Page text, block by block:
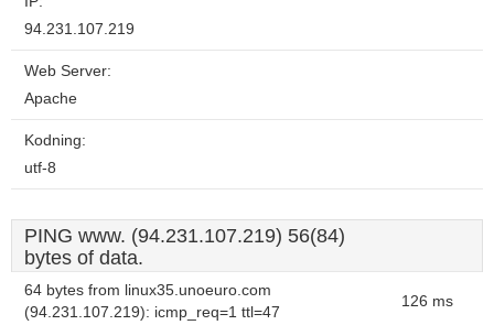
94.231.107.219
Web Server:
Apache
Kodning:
utf-8
PING www. (94.231.107.219) 56(84)
bytes of data.
64 bytes from linux35.unoeuro.com
(94.231.107.219): icmp_req=1 ttl=47
126 ms